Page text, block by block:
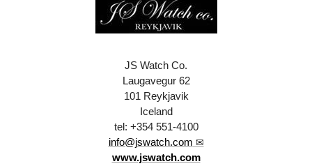
JS Watch Co.
Laugavegur 62
101 Reykjavik
Iceland
tel: +354 551-4100
info@jswatch.com
www.jswatch.com